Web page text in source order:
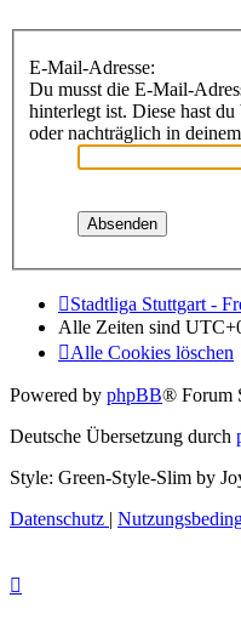
E-Mail-Adresse:
Du musst die E-Mail-
hinterlegt ist. Diese hast
oder nachträglich in
Stadtliga Stuttgart -
Alle Zeiten sind
Alle Cookies löschen
Powered by phpBB® Forum
Deutsche Übersetzung durch
Style: Green-Style-Slim by
Datenschutz |